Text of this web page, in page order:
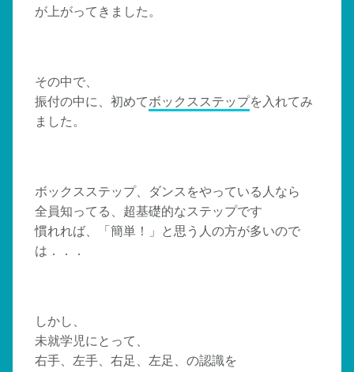
が上がってきました。
その中で、
振付の中に、初めてボックスステップを入れてみ
ました。
ボックスステップ、ダンスをやっている人なら
全員知ってる、超基礎的なステップです
慣れれば、「簡単！」と思う人の方が多いので
は．．．
しかし、
未就学児にとって、
右手、左手、右足、左足、の認識を